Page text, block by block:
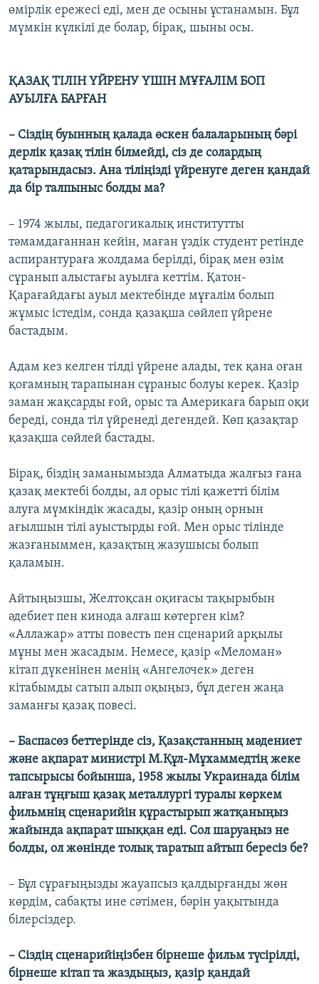
өмірлік ережесі еді, мен де осыны ұстанамын. Бұл
мүмкін күлкілі де болар, бірақ, шыны осы.
ҚАЗАҚ ТІЛІН ҮЙРЕНУ ҮШІН МҰҒАЛІМ БОП
АУЫЛҒА БАРҒАН
– Сіздің буынның қалада өскен балаларының бәрі
дерлік қазақ тілін білмейді, сіз де солардың
қатарындасыз. Ана тіліңізді үйренуге деген қандай
да бір талпыныс болды ма?
– 1974 жылы, педагогикалық институтты
тәмамдағаннан кейін, маған үздік студент ретінде
аспирантураға жолдама берілді, бірақ мен өзім
сұранып алыстағы ауылға кеттім. Қатон-
Қарағайдағы ауыл мектебінде мұғалім болып
жұмыс істедім, сонда қазақша сөйлеп үйрене
бастадым.
Адам кез келген тілді үйрене алады, тек қана оған
қоғамның тарапынан сұраныс болуы керек. Қазір
заман жақсарды ғой, орыс та Америкаға барып оқи
береді, сонда тіл үйренеді дегендей. Көп қазақтар
қазақша сөйлей бастады.
Бірақ, біздің заманымызда Алматыда жалғыз ғана
қазақ мектебі болды, ал орыс тілі қажетті білім
алуға мүмкіндік жасады, қазір оның орнын
ағылшын тілі ауыстырды ғой. Мен орыс тілінде
жазғаныммен, қазақтың жазушысы болып
қаламын.
Айтыңызшы, Желтоқсан оқиғасы тақырыбын
әдебиет пен кинода алғаш көтерген кім?
«Аллажар» атты повесть пен сценарий арқылы
мұны мен жасадым. Немесе, қазір «Меломан»
кітап дүкенінен менің «Ангелочек» деген
кітабымды сатып алып оқыңыз, бұл деген жаңа
заманғы қазақ повесі.
– Баспасөз беттерінде сіз, Қазақстанның мәдениет
және ақпарат министрі М.Құл-Мұхаммедтің жеке
тапсырысы бойынша, 1958 жылы Украинада білім
алған тұңғыш қазақ металлургі туралы көркем
фильмнің сценарийін құрастырып жатқаныңыз
жайында ақпарат шыққан еді. Сол шаруаңыз не
болды, ол жөнінде толық таратып айтып бересіз бе?
– Бұл сұрағыңызды жауапсыз қалдырғанды жөн
көрдім, сабақты ине сәтімен, бәрін уақытында
білерсіздер.
– Сіздің сценарийіңізбен бірнеше фильм түсірілді,
бірнеше кітап та жаздыңыз, қазір қандай